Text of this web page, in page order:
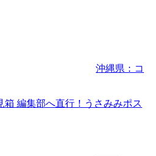
沖縄県：コ